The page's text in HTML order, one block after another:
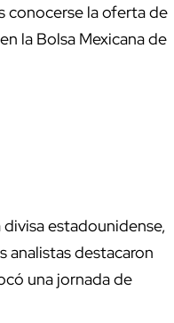
conocerse la oferta de
la Bolsa Mexicana de
estadounidense,
analistas destacaron
una jornada de